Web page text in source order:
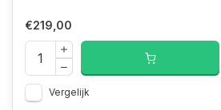
€219,00
Vergelijk